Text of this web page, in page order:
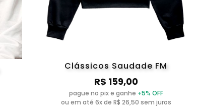
Clássicos Saudade FM
R$ 159,00
pague no pix e ganhe +5% OFF
ou em até 6x de R$ 26,50 sem juros